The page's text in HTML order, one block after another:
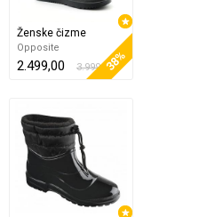
Ženske čizme
Opposite
2.499,00 3.999,0038%